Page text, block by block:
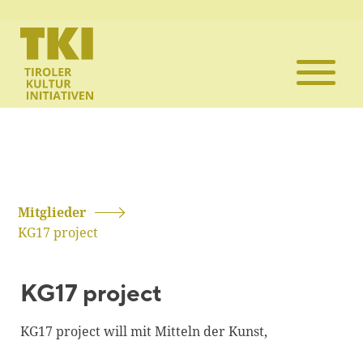
Mitglieder
KG17 project
KG17 project
KG17 project will mit Mitteln der Kunst,
Die TKI
Mitglieder